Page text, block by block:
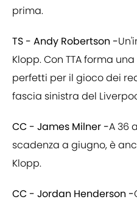
prima.
TS - Andy Robertson -
Klopp. Con TTA forma
perfetti per il gioco dei
fascia sinistra del
CC - James Milner -A 36
scadenza a giugno, è
Klopp.
CC - Jordan Henderson -